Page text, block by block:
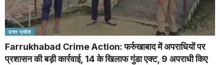
उत्तर प्रदेश
Farrukhabad Crime Action: फर्रुखाबाद में अपराधियों पर
प्रशासन की बड़ी कार्रवाई, 14 के खिलाफ गुंडा एक्ट, 9 अपराधी किए